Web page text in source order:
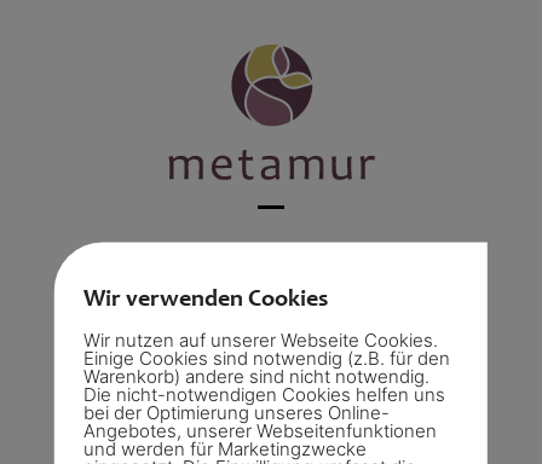
Open
menu
Close
menu
«Hoi liebe Carmen Die Zeit vergeht wie im
Fluge. Wir sind von unserer wundervollen
Reise zurück und denken oft an das Fest
und die Zeremonie. Es war für uns
unglaublich schön. Von Herzen DANKE.»
Wir verwenden Cookies
Wir nutzen auf unserer Webseite Cookies.
Einige Cookies sind notwendig (z.B. für den
Warenkorb) andere sind nicht notwendig.
Die nicht-notwendigen Cookies helfen uns
bei der Optimierung unseres Online-
Angebotes, unserer Webseitenfunktionen
und werden für Marketingzwecke